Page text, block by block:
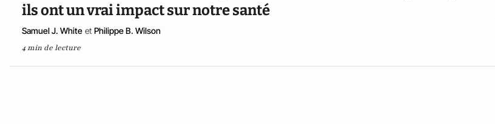
ils ont un vrai impact sur notre santé
Samuel J. White et Philippe B. Wilson
4 min de lecture